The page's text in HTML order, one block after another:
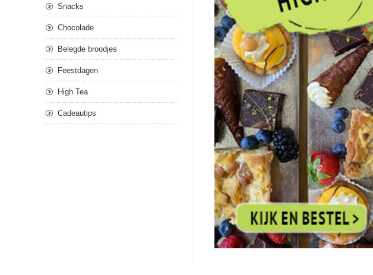
Snacks
Chocolade
Belegde broodjes
Feestdagen
High Tea
Cadeautips